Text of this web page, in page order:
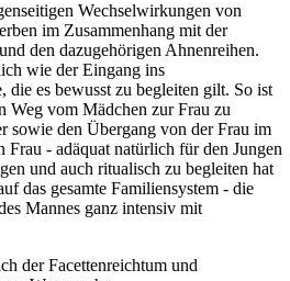
Wechselwirkungen von
im Zusammenhang mit der
den dazugehörigen Ahnenreihen.
wie der Eingang ins
die es bewusst zu begleiten gilt. So ist
Weg vom Mädchen zur Frau zu
sowie den Übergang von der Frau im
Frau - adäquat natürlich für den Jungen
und auch ritualisch zu begleiten hat
das gesamte Familiensystem - die
Mannes ganz intensiv mit
der Facettenreichtum und